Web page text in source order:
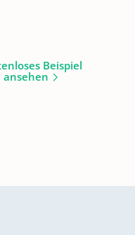
Beispiel
ansehen